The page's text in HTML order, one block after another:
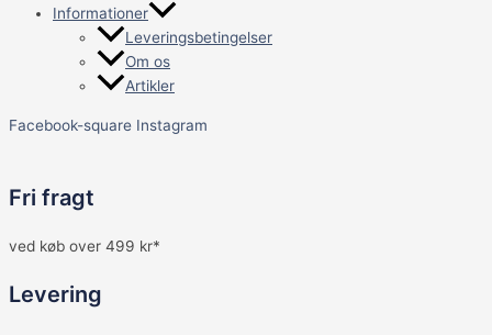
Informationer
Leveringsbetingelser
Om os
Artikler
Facebook-square Instagram
Fri fragt
ved køb over 499 kr*
Levering